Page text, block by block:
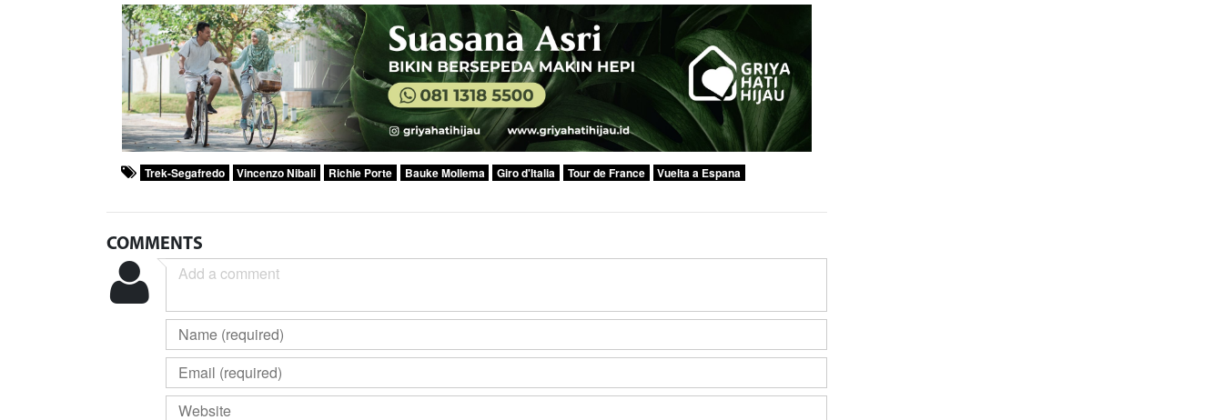
Trek-Segafredo Vincenzo Nibali Richie Porte Bauke Mollema Giro d'Italia Tour de France Vuelta a Espana
COMMENTS